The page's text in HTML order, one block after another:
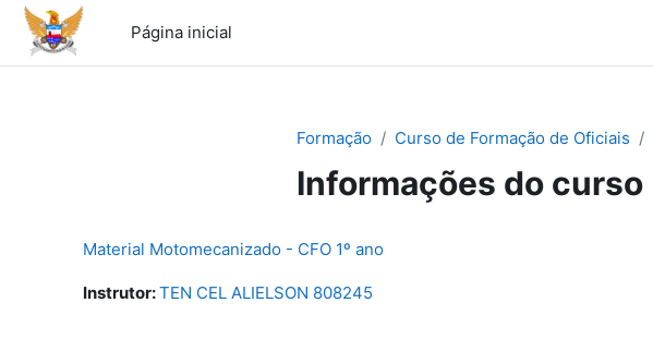
Ir para o conteúdo principal
Página inicial
Formação Curso de Formação de Oficiais
Informações do curso
Material Motomecanizado - CFO 1º ano
Instrutor:TEN CEL ALIELSON 808245